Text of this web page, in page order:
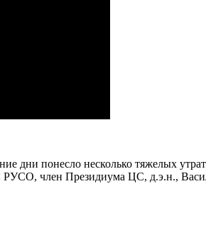
дни понесло несколько тяжелых
член Президиума ЦС, д.э.н.,